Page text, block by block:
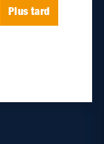
Plus tard